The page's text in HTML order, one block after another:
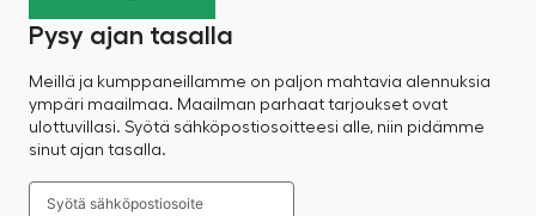
Pysy ajan tasalla
Meillä ja kumppaneillamme on paljon mahtavia alennuksia
ympäri maailmaa. Maailman parhaat tarjoukset ovat
ulottuvillasi. Syötä sähköpostiosoitteesi alle, niin pidämme
sinut ajan tasalla.